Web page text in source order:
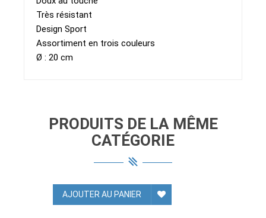
Très résistant
Design Sport
Assortiment en trois couleurs
Ø : 20 cm
PRODUITS DE LA MÊME
CATÉGORIE
AJOUTER AU PANIER